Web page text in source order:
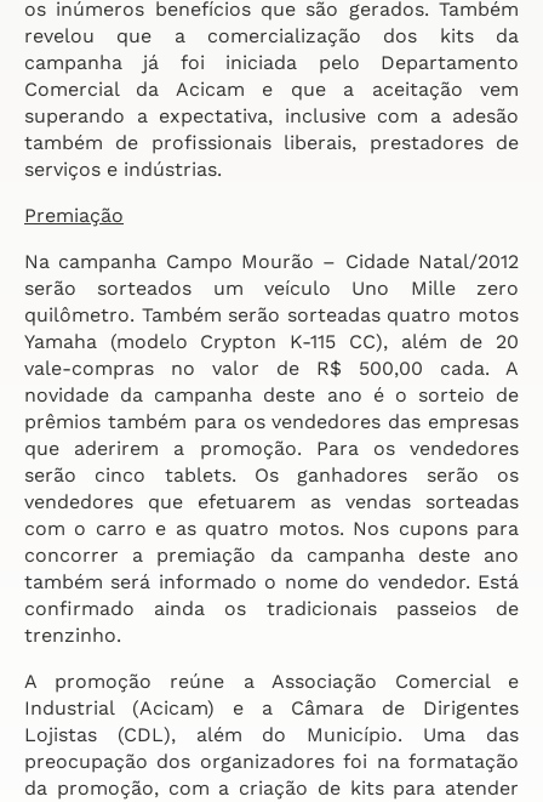
os inúmeros benefícios que são gerados. Também
revelou que a comercialização dos kits da
campanha já foi iniciada pelo Departamento
Comercial da Acicam e que a aceitação vem
superando a expectativa, inclusive com a adesão
também de profissionais liberais, prestadores de
serviços e indústrias.
Premiação
Na campanha Campo Mourão – Cidade Natal/2012
serão sorteados um veículo Uno Mille zero
quilômetro. Também serão sorteadas quatro motos
Yamaha (modelo Crypton K-115 CC), além de 20
vale-compras no valor de R$ 500,00 cada. A
novidade da campanha deste ano é o sorteio de
prêmios também para os vendedores das empresas
que aderirem a promoção. Para os vendedores
serão cinco tablets. Os ganhadores serão os
vendedores que efetuarem as vendas sorteadas
com o carro e as quatro motos. Nos cupons para
concorrer a premiação da campanha deste ano
também será informado o nome do vendedor. Está
confirmado ainda os tradicionais passeios de
trenzinho.
A promoção reúne a Associação Comercial e
Industrial (Acicam) e a Câmara de Dirigentes
Lojistas (CDL), além do Município. Uma das
preocupação dos organizadores foi na formatação
da promoção, com a criação de kits para atender